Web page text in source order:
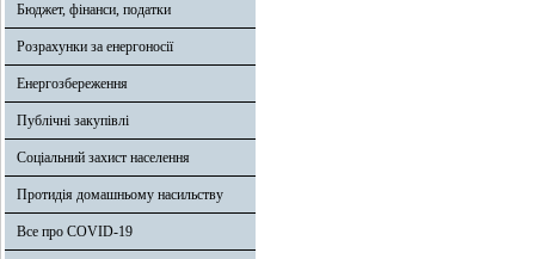
Бюджет, фінанси, податки
Розрахунки за енергоносії
Енергозбереження
Публічні закупівлі
Соціальний захист населення
Протидія домашньому насильству
Все про COVID-19